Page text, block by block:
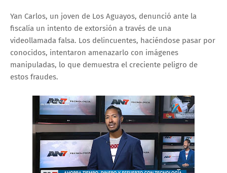
Yan Carlos, un joven de Los Aguayos, denunció ante la
fiscalía un intento de extorsión a través de una
videollamada falsa. Los delincuentes, haciéndose pasar por
conocidos, intentaron amenazarlo con imágenes
manipuladas, lo que demuestra el creciente peligro de
estos fraudes.